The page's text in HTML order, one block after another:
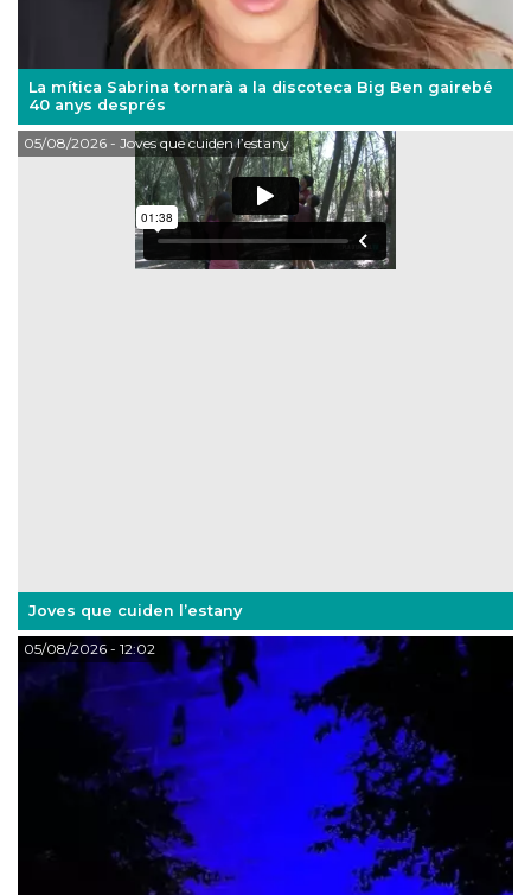
La mítica Sabrina tornarà a la discoteca Big Ben gairebé
40 anys després
Joves que cuiden l’estany
05/08/2026- Joves que cuiden l’estany
05/08/2026- 12:02